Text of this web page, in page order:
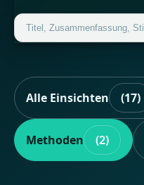
Alle Einsichten (17)
Methoden (2)